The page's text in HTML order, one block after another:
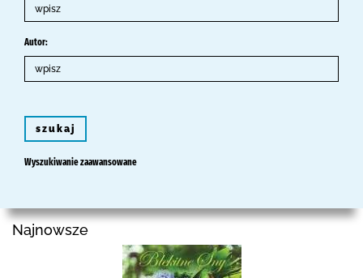
Autor:
szukaj
Wyszukiwanie zaawansowane
Najnowsze